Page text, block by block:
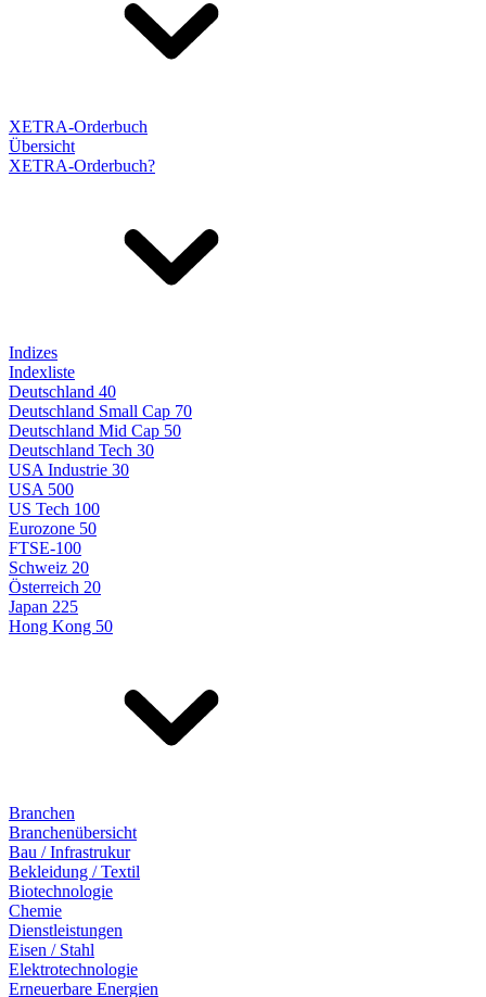
XETRA-Orderbuch
Übersicht
XETRA-Orderbuch?
Indizes
Indexliste
Deutschland 40
Deutschland Small Cap 70
Deutschland Mid Cap 50
Deutschland Tech 30
USA Industrie 30
USA 500
US Tech 100
Eurozone 50
FTSE-100
Schweiz 20
Österreich 20
Japan 225
Hong Kong 50
Branchen
Branchenübersicht
Bau / Infrastrukur
Bekleidung / Textil
Biotechnologie
Chemie
Dienstleistungen
Eisen / Stahl
Elektrotechnologie
Erneuerbare Energien